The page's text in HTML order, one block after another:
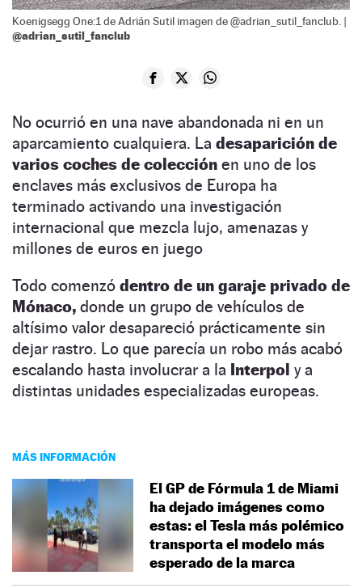
Koenigsegg One:1 de Adrián Sutil imagen de @adrian_sutil_fanclub. |
@adrian_sutil_fanclub
No ocurrió en una nave abandonada ni en un
aparcamiento cualquiera. La desaparición de
varios coches de colección en uno de los
enclaves más exclusivos de Europa ha
terminado activando una investigación
internacional que mezcla lujo, amenazas y
millones de euros en juego
Todo comenzó dentro de un garaje privado de
Mónaco, donde un grupo de vehículos de
altísimo valor desapareció prácticamente sin
dejar rastro. Lo que parecía un robo más acabó
escalando hasta involucrar a la Interpol y a
distintas unidades especializadas europeas.
MÁS INFORMACIÓN
El GP de Fórmula 1 de Miami
ha dejado imágenes como
estas: el Tesla más polémico
transporta el modelo más
esperado de la marca